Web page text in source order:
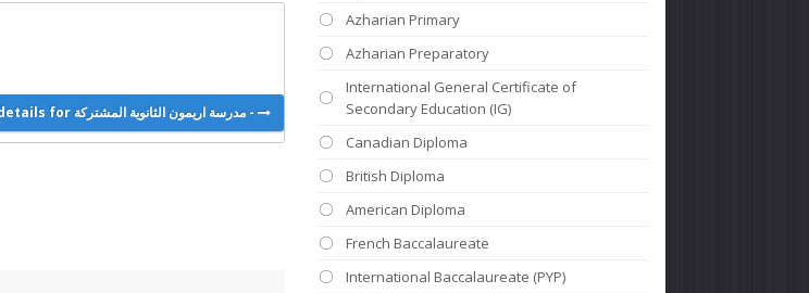
More details for مدرسة اريمون الثانوية المشتركة -
Azharian Primary
Azharian Preparatory
International General Certificate of
Secondary Education (IG)
Canadian Diploma
British Diploma
American Diploma
French Baccalaureate
International Baccalaureate (PYP)